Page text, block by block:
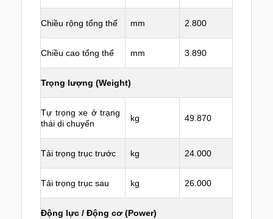
Chiều rộng tổng thể mm 2.800
Chiều cao tổng thể mm 3.890
Trọng lượng (Weight)
Tự trọng xe ở trạng
thái di chuyển
kg 49.870
Tải trọng trục trước kg 24.000
Tải trọng trục sau kg 26.000
Động lực / Động cơ (Power)